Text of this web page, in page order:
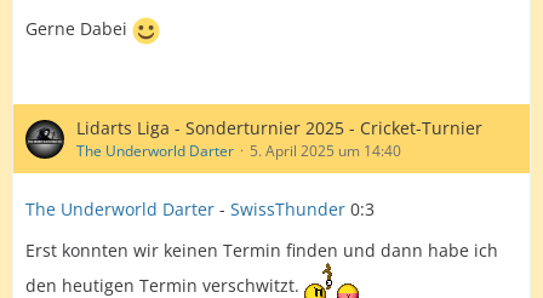
Gerne Dabei
Lidarts Liga - Sonderturnier 2025 - Cricket-Turnier
The Underworld Darter 5. April 2025 um 14:40
The Underworld Darter - SwissThunder 0:3
Erst konnten wir keinen Termin finden und dann habe ich
den heutigen Termin verschwitzt.